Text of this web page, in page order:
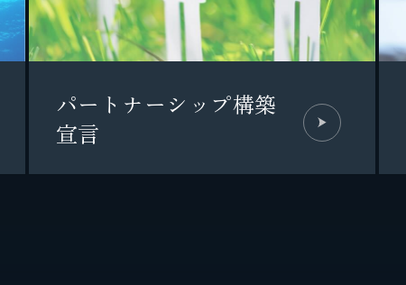
パートナーシップ構築
宣言